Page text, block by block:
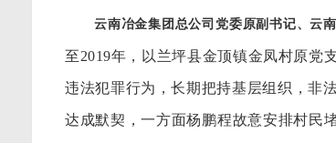
云南冶金集团总公司党委原副书记、云
至2019年，以兰坪县金顶镇金凤村原党
违法犯罪行为，长期把持基层组织，非
达成默契，一方面杨鹏程故意安排村民